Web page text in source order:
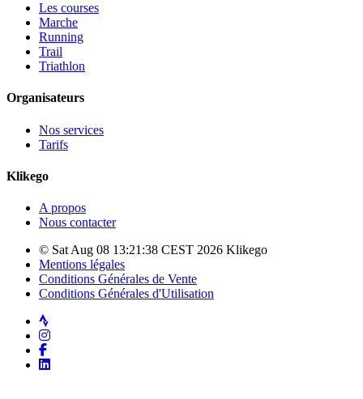
Les courses
Marche
Running
Trail
Triathlon
Organisateurs
Nos services
Tarifs
Klikego
A propos
Nous contacter
© Sat Aug 08 13:21:38 CEST 2026 Klikego
Mentions légales
Conditions Générales de Vente
Conditions Générales d'Utilisation
Strava
Instagram
Facebook
LinkedIn